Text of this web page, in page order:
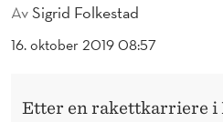
A
AvSigrid Folkestad
16. oktober 2019 08:57
Etter en rakettkarriere i